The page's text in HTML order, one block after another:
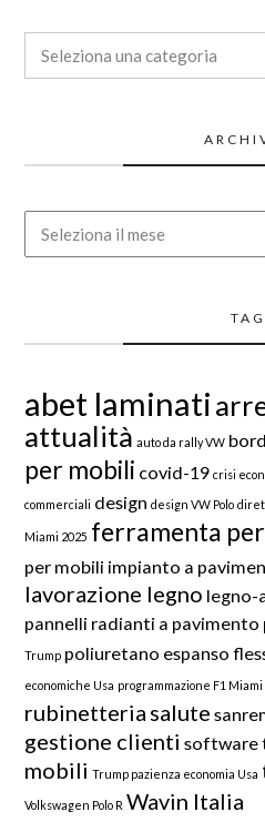
TAG
abet laminati
attualità auto da rally VW
per mobili covid-19 crisi
commerciali design design VW Polo
Miami 2025 ferramenta
per mobili impianto a
lavorazione legno legno-
pannelli radianti a pavimento
Trump poliuretano espanso
economiche Usa programmazione F1 Miami
rubinetteria salute
gestione clienti software
mobili Trump pazienza economia Usa
Volkswagen Polo R Wavin Italia